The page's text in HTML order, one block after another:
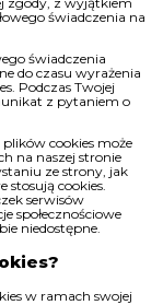
świadczenia na
świadczenia
do czasu wyrażenia
Podczas Twojej
z pytaniem o
cookies może
na naszej stronie
ze strony, jak
cookies.
serwisów
społecznościowe
niedostępne.
w ramach swojej